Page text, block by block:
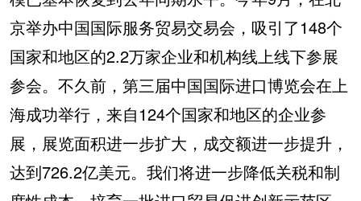
京举办中国国际服务贸易交易会，吸引了148个
国家和地区的2.2万家企业和机构线上线下参展
参会。不久前，第三届中国国际进口博览会在上
海成功举行，来自124个国家和地区的企业参
展，展览面积进一步扩大，成交额进一步提升，
达到726.2亿美元。我们将进一步降低关税和制